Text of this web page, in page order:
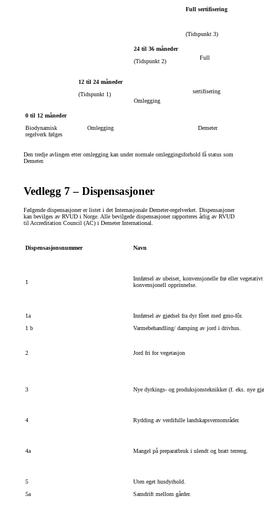
Full sertifisering
(Tidspunkt 3)
24 til 36 måneder
(Tidspunkt 2)
Full
12 til 24 måneder
(Tidspunkt 1)
Omlegging
sertifisering
0 til 12 måneder
Biodynamisk
regelverk følges
Omlegging Demeter
Den tredje avlingen etter omlegging kan under normale omleggingsforhold få status som
Demeter.
Vedlegg 7 – Dispensasjoner
Følgende dispensasjoner er listet i det Internasjonale Demeter-regelverket. Dispensasjoner
kan bevilges av RVUD i Norge. Alle bevilgede dispensasjoner rapporteres årlig av RVUD
til Accreditation Council (AC) i Demeter International.
Dispensasjonsnummer Navn
1
Innførsel av ubeiset, konvensjonelle frø eller
konvensjonell opprinnelse.
1a
1 b
2
Innførsel av gjødsel fra dyr fôret med gmo-fôr.
Varmebehandling/ damping av jord i drivhus.
Jord fri for vegetasjon
3 Nye dyrkings- og produksjonsteknikker (f. eks. nye
4 Rydding av verdifulle landskapsvernområder.
4a Mangel på preparatbruk i ulendt og bratt terreng.
5
5a
Uten eget husdyrhold.
Samdrift mellom gårder.